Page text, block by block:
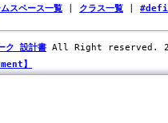
スペース一覧 クラス一覧
ク 設計書 All Right reserved.
】